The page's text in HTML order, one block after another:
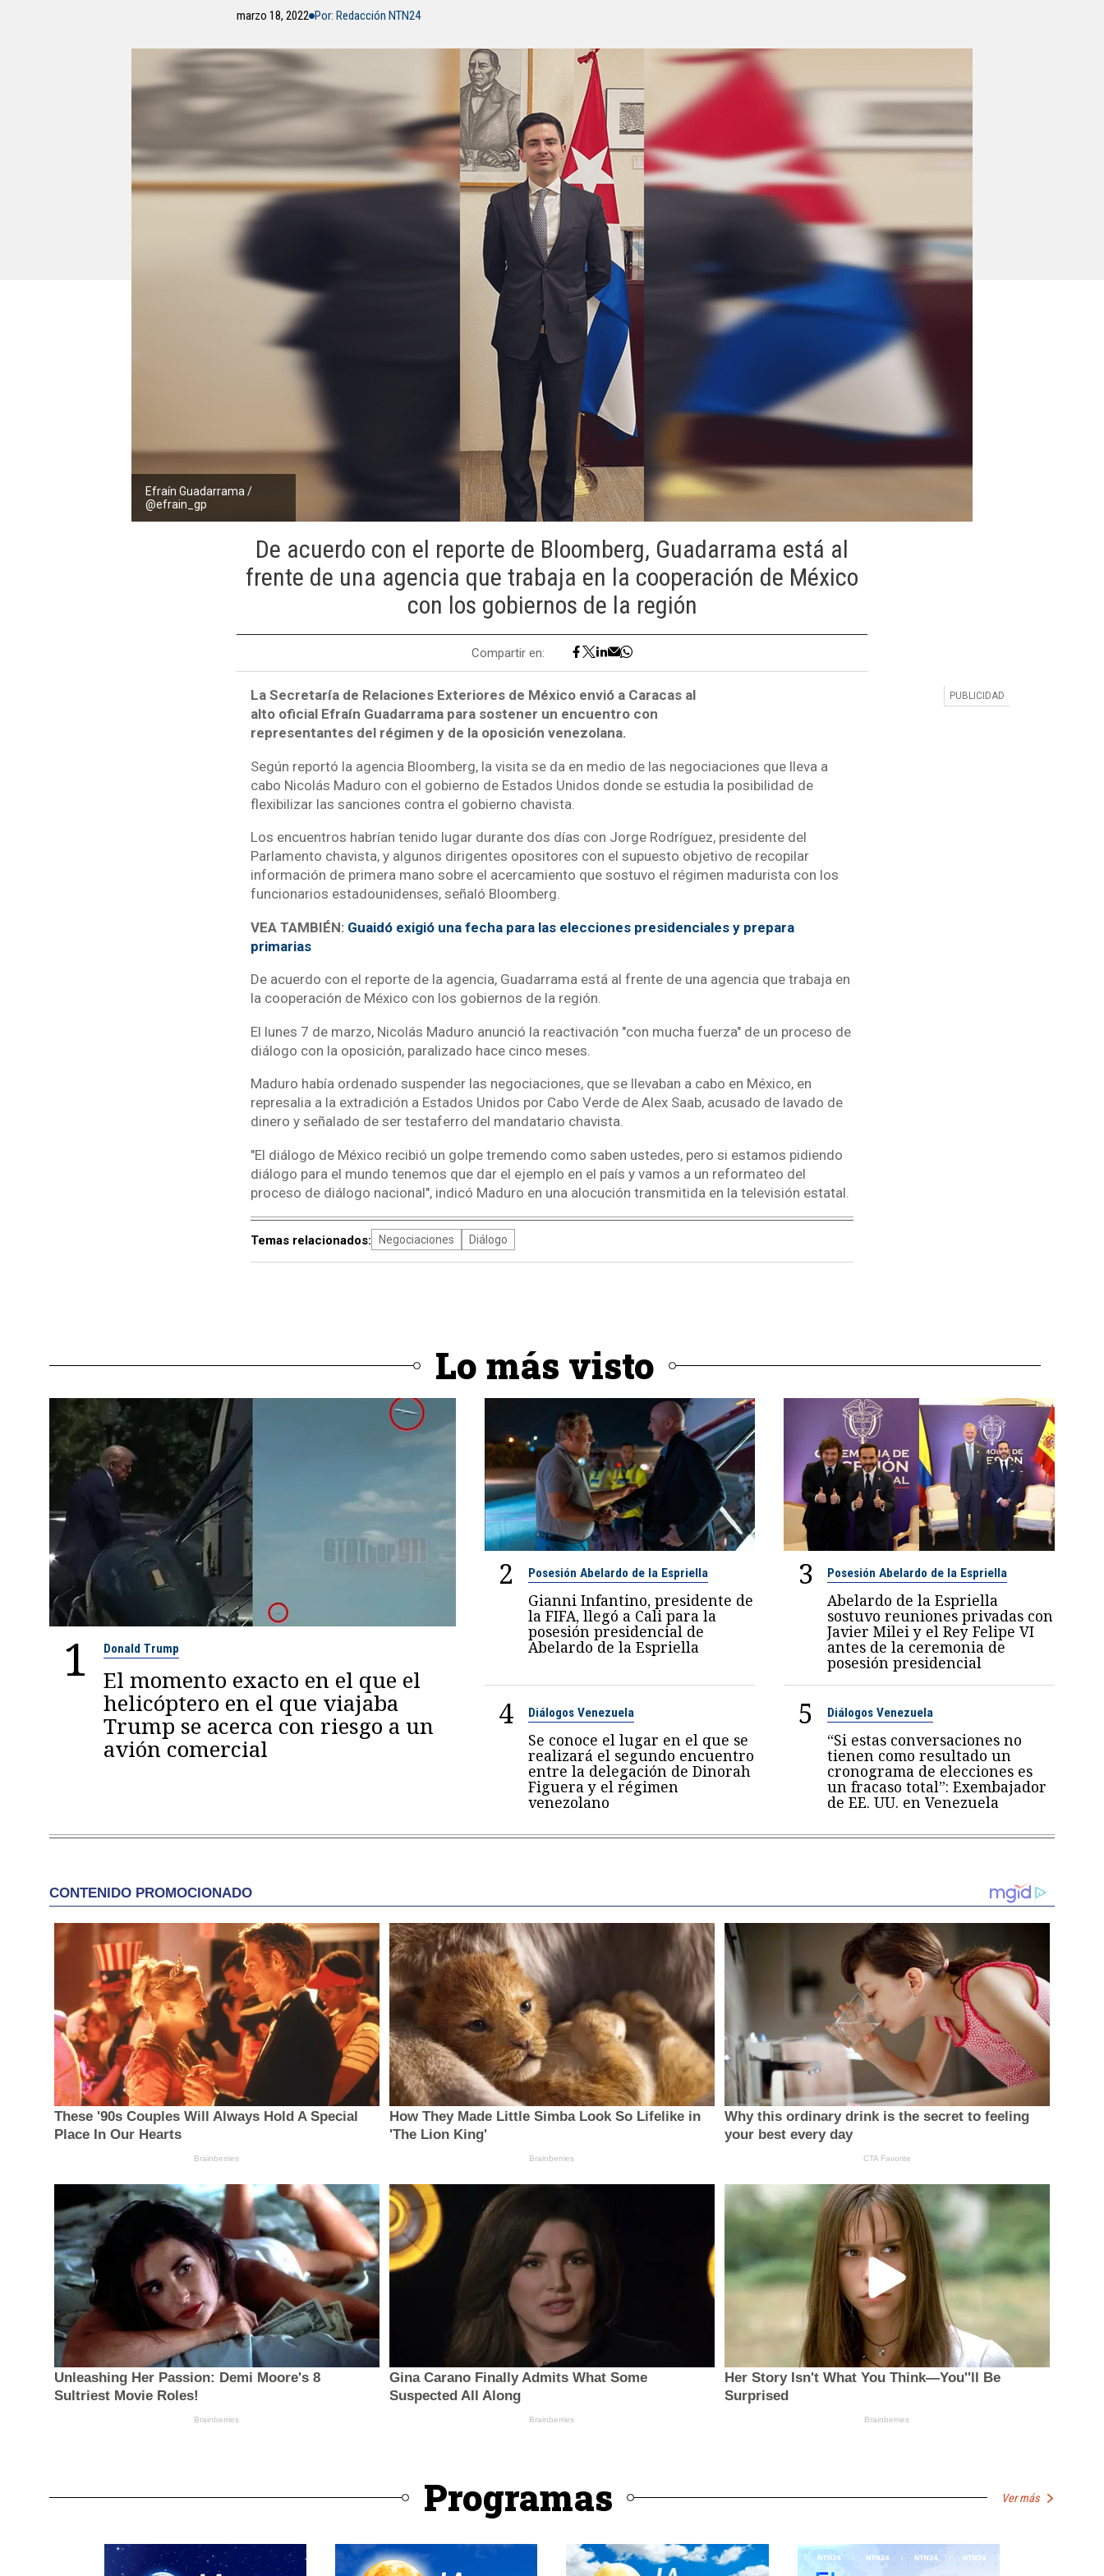
marzo 18, 2022 Por: Redacción NTN24
Efraín Guadarrama /
@efrain_gp
De acuerdo con el reporte de Bloomberg, Guadarrama está al
frente de una agencia que trabaja en la cooperación de México
con los gobiernos de la región
Compartir en:
La Secretaría de Relaciones Exteriores de México envió a Caracas al
alto oficial Efraín Guadarrama para sostener un encuentro con
representantes del régimen y de la oposición venezolana.
Según reportó la agencia Bloomberg, la visita se da en medio de las negociaciones que lleva a
cabo Nicolás Maduro con el gobierno de Estados Unidos donde se estudia la posibilidad de
flexibilizar las sanciones contra el gobierno chavista.
Los encuentros habrían tenido lugar durante dos días con Jorge Rodríguez, presidente del
Parlamento chavista, y algunos dirigentes opositores con el supuesto objetivo de recopilar
información de primera mano sobre el acercamiento que sostuvo el régimen madurista con los
funcionarios estadounidenses, señaló Bloomberg.
VEA TAMBIÉN: Guaidó exigió una fecha para las elecciones presidenciales y prepara
primarias
De acuerdo con el reporte de la agencia, Guadarrama está al frente de una agencia que trabaja en
la cooperación de México con los gobiernos de la región.
El lunes 7 de marzo, Nicolás Maduro anunció la reactivación "con mucha fuerza" de un proceso de
diálogo con la oposición, paralizado hace cinco meses.
Maduro había ordenado suspender las negociaciones, que se llevaban a cabo en México, en
represalia a la extradición a Estados Unidos por Cabo Verde de Alex Saab, acusado de lavado de
dinero y señalado de ser testaferro del mandatario chavista.
"El diálogo de México recibió un golpe tremendo como saben ustedes, pero si estamos pidiendo
diálogo para el mundo tenemos que dar el ejemplo en el país y vamos a un reformateo del
proceso de diálogo nacional", indicó Maduro en una alocución transmitida en la televisión estatal.
Temas relacionados: Negociaciones Diálogo
Lo más visto
1 Donald Trump
El momento exacto en el que el
helicóptero en el que viajaba
Trump se acerca con riesgo a un
avión comercial
2 Posesión Abelardo de la Espriella
Gianni Infantino, presidente de
la FIFA, llegó a Cali para la
posesión presidencial de
Abelardo de la Espriella
3 Posesión Abelardo de la Espriella
Abelardo de la Espriella
sostuvo reuniones privadas con
Javier Milei y el Rey Felipe VI
antes de la ceremonia de
posesión presidencial
4 Diálogos Venezuela
Se conoce el lugar en el que se
realizará el segundo encuentro
entre la delegación de Dinorah
Figuera y el régimen
venezolano
5 Diálogos Venezuela
“Si estas conversaciones no
tienen como resultado un
cronograma de elecciones es
un fracaso total”: Exembajador
de EE. UU. en Venezuela
Programas Ver más